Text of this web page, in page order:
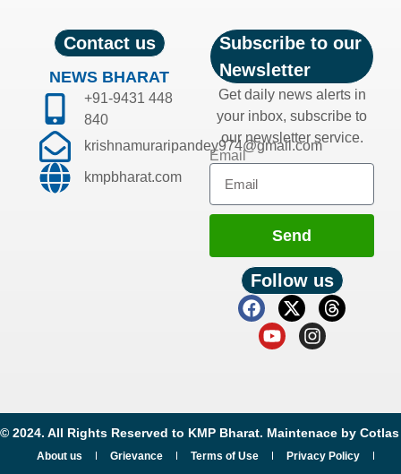
Contact us
NEWS BHARAT
+91-9431 448
840
krishnamuraripandey974@gmail.com
kmpbharat.com
Subscribe to our
Newsletter
Get daily news alerts in
your inbox, subscribe to
our newsletter service.
Email
Send
Follow us
© 2024. All Rights Reserved to KMP Bharat. Maintenace by Cotlas
About us Grievance Terms of Use
Privacy Policy